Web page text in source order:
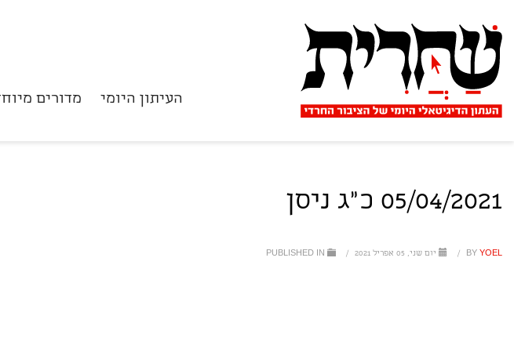
העיתון היומי מדורים
05/04/2021 כ"ג ניסן
BY YOEL
/ יום שני, 05 אפריל 2021 /